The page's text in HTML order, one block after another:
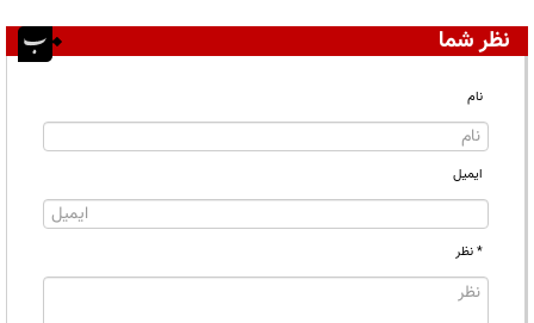
نظر شما
نام
ایمیل
* نظر